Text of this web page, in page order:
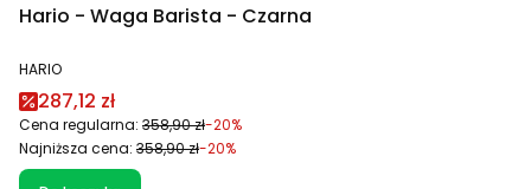
Hario - Waga Barista - Czarna
PRODUCENT
HARIO
Cena promocyjna
287,12 zł
Cena regularna: 358,90 zł-20%
Najniższa cena: 358,90 zł-20%